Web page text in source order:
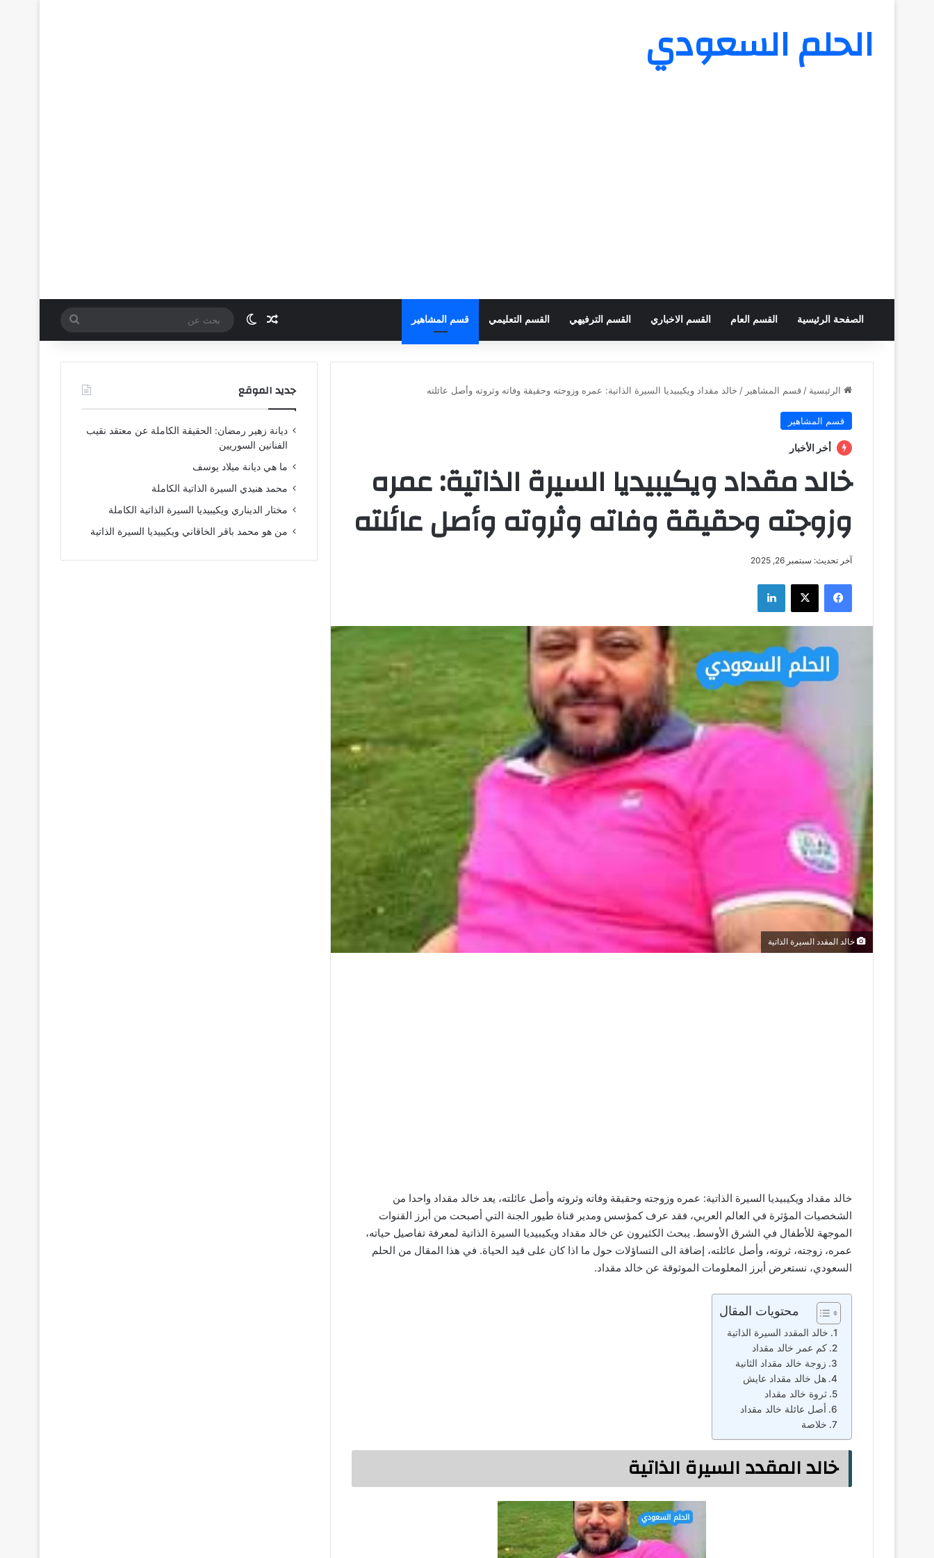
الحلم السعودي
الصفحة الرئيسية القسم العام القسم الاخباري القسم الترفيهي القسم التعليمي قسم المشاهير مقال عشوائي
الوضع المظلم
بحث
عن
الرئيسية / قسم المشاهير / خالد مقداد ويكيبيديا السيرة الذاتية: عمره وزوجته وحقيقة وفاته وثروته وأصل عائلته
قسم المشاهير
أخر الأخبار
خالد مقداد ويكيبيديا السيرة الذاتية: عمره
وزوجته وحقيقة وفاته وثروته وأصل عائلته
آخر تحديث: سبتمبر 26, 2025
فيسبوك ‫X لينكدإن
خالد المقدد السيرة الذاتية
خالد مقداد ويكيبيديا السيرة الذاتية: عمره وزوجته وحقيقة وفاته وثروته وأصل عائلته، يعد خالد مقداد واحدا من
الشخصيات المؤثرة في العالم العربي، فقد عرف كمؤسس ومدير قناة طيور الجنة التي أصبحت من أبرز القنوات
الموجهة للأطفال في الشرق الأوسط. يبحث الكثيرون عن خالد مقداد ويكيبيديا السيرة الذاتية لمعرفة تفاصيل حياته،
عمره، زوجته، ثروته، وأصل عائلته، إضافة الى التساؤلات حول ما اذا كان على قيد الحياة. في هذا المقال من الحلم
السعودي، نستعرض أبرز المعلومات الموثوقة عن خالد مقداد.
محتويات المقال
خالد المقدد السيرة الذاتية
كم عمر خالد مقداد
زوجة خالد مقداد الثانية
هل خالد مقداد عايش
ثروة خالد مقداد
أصل عائلة خالد مقداد
خلاصة
خالد المقدد السيرة الذاتية
جديد الموقع
ديانة زهير رمضان: الحقيقة الكاملة عن معتقد نقيب
الفنانين السوريين
ما هي ديانة ميلاد يوسف
محمد هنيدي السيرة الذاتية الكاملة
مختار الديناري ويكيبيديا السيرة الذاتية الكاملة
من هو محمد باقر الخاقاني ويكيبيديا السيرة الذاتية